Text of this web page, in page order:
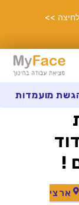
>>
!
ארצי
מועמדות